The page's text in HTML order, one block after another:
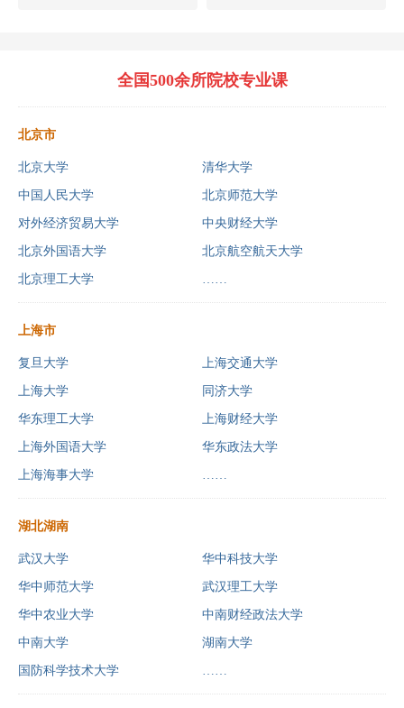
全国500余所院校专业课
北京市
北京大学 清华大学
中国人民大学 北京师范大学
对外经济贸易大学 中央财经大学
北京外国语大学 北京航空航天大学
北京理工大学 ……
上海市
复旦大学 上海交通大学
上海大学 同济大学
华东理工大学 上海财经大学
上海外国语大学 华东政法大学
上海海事大学 ……
湖北湖南
武汉大学 华中科技大学
华中师范大学 武汉理工大学
华中农业大学 中南财经政法大学
中南大学 湖南大学
国防科学技术大学 ……